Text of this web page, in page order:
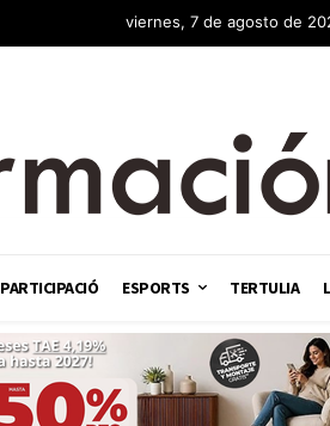
viernes, 7 de agosto de
PARTICIPACIÓ ESPORTS TERTULIA